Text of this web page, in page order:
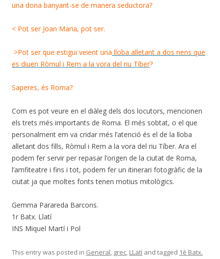
una dona banyant-se de manera seductora?
< Pot ser Joan Maria, pot ser.
>Pot ser que estigui veient una lloba alletant a dos nens que
es diuen Ròmul i Rem a la vora del riu Tíber?
Saperes, és Roma?
Com es pot veure en el diàleg dels dos locutors, mencionen
els trets més importants de Roma. El més sobtat, o el que
personalment em va cridar més l’atenció és el de la lloba
alletant dos fills, Ròmul i Rem a la vora del riu Tíber. Ara el
podem fer servir per repasar l’origen de la ciutat de Roma,
l’amfiteatre i fins i tot, podem fer un itinerari fotogràfic de la
ciutat ja que moltes fonts tenen motius mitològics.
Gemma Parareda Barcons.
1r Batx. Llatí
INS Miquel Martí i Pol
This entry was posted in General, grec, LLatí and tagged 1è Batx.